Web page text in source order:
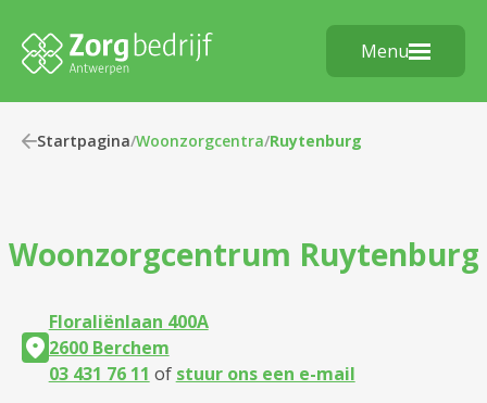
Menu
Startpagina/Woonzorgcentra/Ruytenburg
Woonzorgcentrum Ruytenburg
Floraliënlaan 400A
2600 Berchem
03 431 76 11 of stuur ons een e-mail